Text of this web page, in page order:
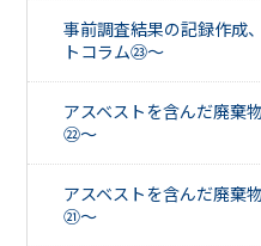
事前調査結果の記録作成
トコラム㉓～
アスベストを含んだ廃
㉒～
アスベストを含んだ廃棄
㉑～